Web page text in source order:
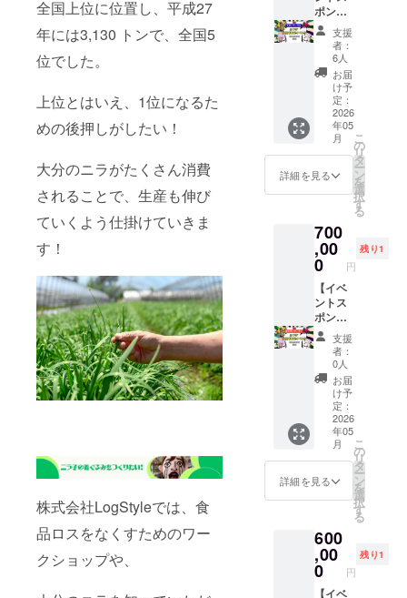
全国上位に位置し、平成27
年には3,130 トンで、全国5
位でした。
上位とはいえ、1位になるた
めの後押しがしたい！
大分のニラがたくさん消費
されることで、生産も伸び
ていくよう仕掛けていきま
す！
株式会社LogStyleでは、食
品ロスをなくすためのワー
クショップや、
ーー
HACCP
システ
ム運用
適合工
場 大
分市ブ
ランド
認証
「OitaB
irth」認
証
JAPAN
ON202
2グラン
プリ受
賞
OMOTE
NASHI
SELEC
TION
2022年
度金賞
受
賞
ある一
品。お
酒のお
つまみ
のお供
に、ア
ウトド
アにと
大活躍
です。
ニラ好
き、辛
い、ワ
イルド
な一品
です。
ーーー
ーーー
ーーー
ーーー
ーーー
ーーー
ーーー
ーーー
ーー
HACCP
システ
ム運用
適合工
場 大
「OitaB
irth」認
証
JAPAN
りくだ
さい。
◎ニラ
子オリ
ジナ
ル ス
テッ
カー１
枚付き
※ランダ
ムにつ
き選べ
ません
希望さ
れるお
名前を
ご記入
くださ
い。 赤
枠…３
様
ニラ子
の大号
泣（５
枠…18
名
様
ニラ子
のサン
キュー
（３
９）ス
ポン
サー 青
枠…60
様
ニラ子
の号泣
（５
９）ス
ポン
載する
お名前
を備考
欄に記
ます。
・掲載
期間：
ニラ子
誕生〜
３年間
・掲載
方法：
文字の
み、ロ
ゴ／バ
ナーの
掲載は
不可 ・
イズ：
中 ・支
援時、
必ず備
考欄に
希望さ
れるお
名前を
ご記入
くださ
い。 赤
枠…３
様
ニラ子
の大号
泣（５
９）ス
ポン
サー 黄
名
様
ニラ子
のサン
キュー
ポン
サーお
名前掲
載】 イ
ベントT
シャツ
の青枠
部分
に、支
援者様
のお名
前
（ニッ
クネー
企業名
を、掲
載しま
す。
他、チ
ラシ、
SNSな
どにも
掲載。
・掲載
期間：
ニラ子
お披露
目イベ
ント
等、
他、野
外イベ
ント
（１年
掲載方
法：文
字・横
ロゴ
は可、
支援
者：
6人
お届
け予
定：
2026
年05
月
詳細を見る
こ
の
リ
タ
ー
ン
を
選
択
す
る
700
,00
0 円
残り1
【イベ
ントス
ポン
サーお
名前掲
載】 イ
ベントT
シャツ
の赤枠
部分
に、支
援者様
のお名
前
（ニッ
クネー
企業名
を、掲
載しま
す。
他、チ
支援
者：
0人
お届
け予
定：
2026
年05
月
詳細を見る
こ
の
リ
タ
ー
ン
を
選
択
す
る
600
,00
0 円
残り1
【イベ